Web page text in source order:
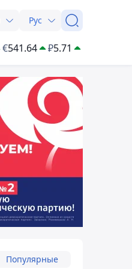
Рус
€541.64 ₽5.71
Популярные